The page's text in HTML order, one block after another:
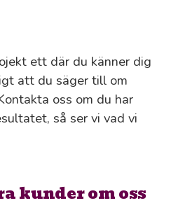
ett där du känner dig
att du säger till om
oss om du har
så ser vi vad vi
kunder om oss